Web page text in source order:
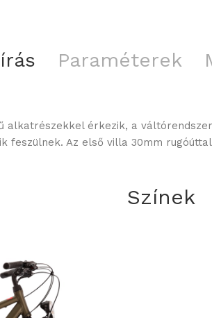
Paraméterek
alkatrészekkel érkezik, a
feszülnek. Az első villa 30mm
Színek